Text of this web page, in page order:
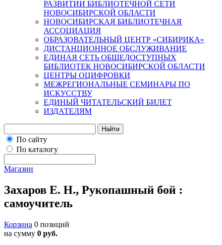
РАЗВИТИИ БИБЛИОТЕЧНОЙ СЕТИ
НОВОСИБИРСКОЙ ОБЛАСТИ
НОВОСИБИРСКАЯ БИБЛИОТЕЧНАЯ
АССОЦИАЦИЯ
ОБРАЗОВАТЕЛЬНЫЙ ЦЕНТР «СИБИРИКА»
ДИСТАНЦИОННОЕ ОБСЛУЖИВАНИЕ
ЕДИНАЯ СЕТЬ ОБЩЕДОСТУПНЫХ
БИБЛИОТЕК НОВОСИБИРСКОЙ ОБЛАСТИ
ЦЕНТРЫ ОЦИФРОВКИ
МЕЖРЕГИОНАЛЬНЫЕ СЕМИНАРЫ ПО
ИСКУССТВУ
ЕДИНЫЙ ЧИТАТЕЛЬСКИЙ БИЛЕТ
ИЗДАТЕЛЯМ
Найти
По сайту
По каталогу
Магазин
Захаров Е. Н., Рукопашный бой :
самоучитель
Корзина 0 позиций
на сумму 0 руб.